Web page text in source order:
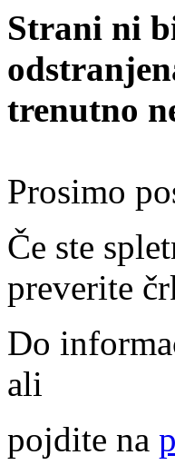
Strani ni
trenutno
Prosimo
Če ste
preverite
Do
ali
pojdite na